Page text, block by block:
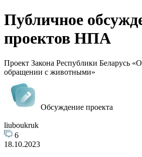
Публичное
проектов НПА
Проект Закона Республики Беларусь
обращении с животными»
Обсуждение проекта
liuboukruk
6
18.10.2023